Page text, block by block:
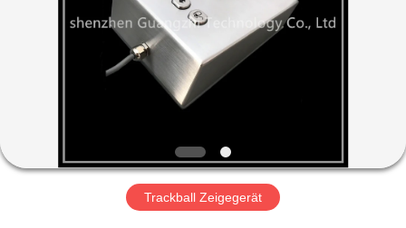
PRODUKTE
FABRIK-
Trackball Zeigegerät